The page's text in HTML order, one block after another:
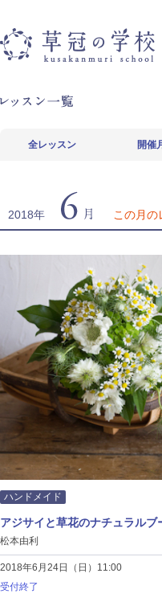
全レッスン 開催
2018年 この月の
ハンドメイド
アジサイと草花のナチュラルブ
松本由利
2018年6月24日（日）11:00
受付終了